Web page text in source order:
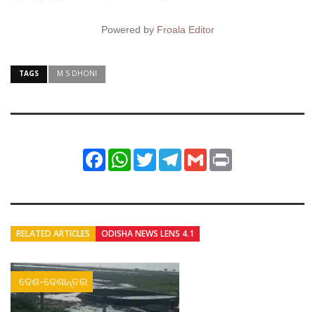
Powered by Froala Editor
TAGS M S DHONI
FacebookWhatsApp
TwitterTelegram
Gmail
RELATED ARTICLES ODISHA NEWS LENS 4.1
ଦେଶ-ଦେଶାନ୍ତର